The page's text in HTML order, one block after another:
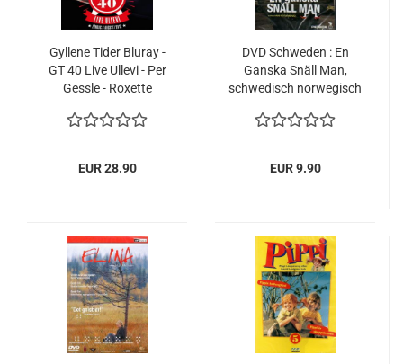
Gyllene Tider Bluray -
GT 40 Live Ullevi - Per
Gessle - Roxette
EUR 28.90
DVD Schweden : En
Ganska Snäll Man,
schwedisch norwegisch
EUR 9.90